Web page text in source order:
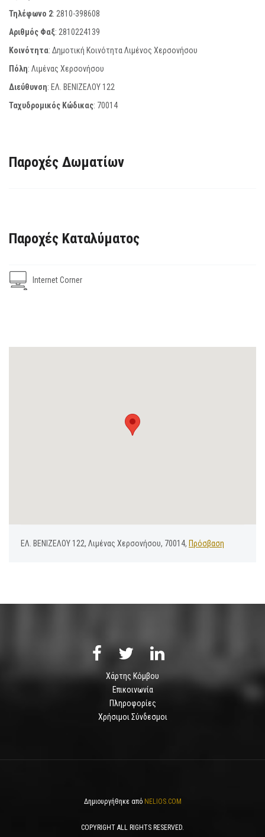
Τηλέφωνο 2: 2810-398608
Αριθμός Φαξ: 2810224139
Κοινότητα: Δημοτική Κοινότητα Λιμένος Χερσονήσου
Πόλη: Λιμένας Χερσονήσου
Διεύθυνση: ΕΛ. ΒΕΝΙΖΕΛΟΥ 122
Ταχυδρομικός Κώδικας: 70014
Παροχές Δωματίων
Παροχές Καταλύματος
Internet Corner
ΕΛ. ΒΕΝΙΖΕΛΟΥ 122, Λιμένας Χερσονήσου, 70014, Πρόσβαση
Χάρτης Κόμβου
Επικοινωνία
Πληροφορίες
Χρήσιμοι Σύνδεσμοι
Δημιουργήθηκε από NELIOS.COM
COPYRIGHT ALL RIGHTS RESERVED.